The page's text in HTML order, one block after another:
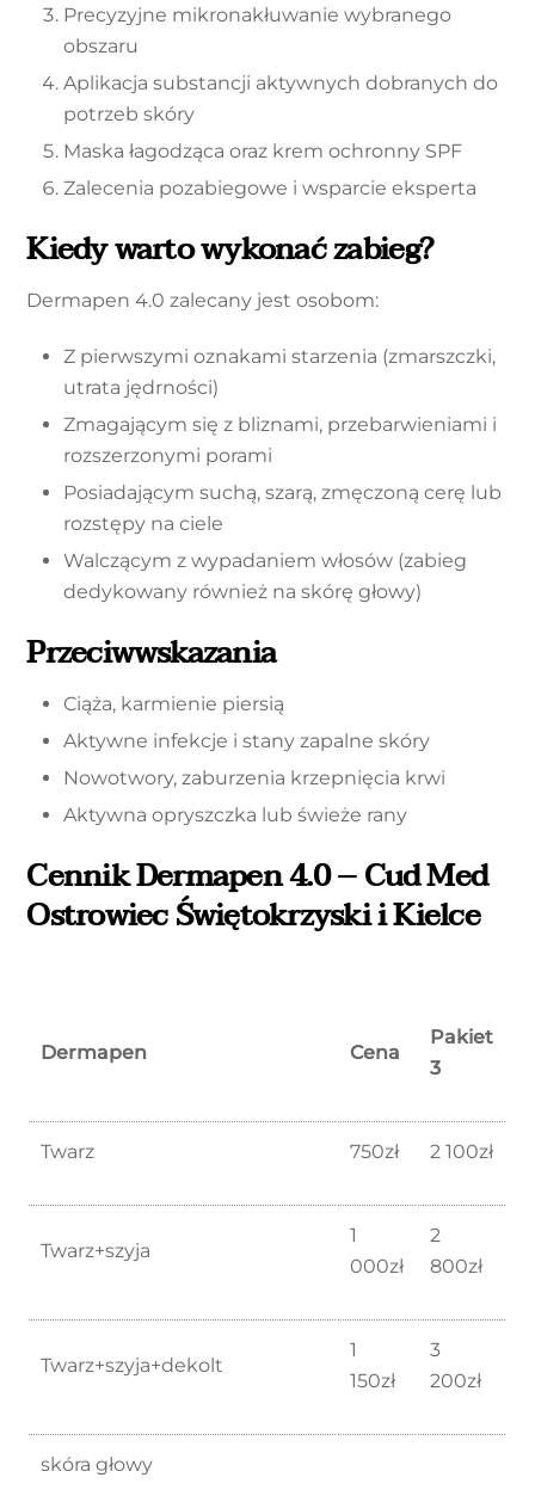
Precyzyjne mikronakłuwanie wybranego
obszaru
Aplikacja substancji aktywnych dobranych do
potrzeb skóry
Maska łagodząca oraz krem ochronny SPF
Zalecenia pozabiegowe i wsparcie eksperta
Kiedy warto wykonać zabieg?
Dermapen 4.0 zalecany jest osobom:
Z pierwszymi oznakami starzenia (zmarszczki,
utrata jędrności)
Zmagającym się z bliznami, przebarwieniami i
rozszerzonymi porami
Posiadającym suchą, szarą, zmęczoną cerę lub
rozstępy na ciele
Walczącym z wypadaniem włosów (zabieg
dedykowany również na skórę głowy)
Przeciwwskazania
Ciąża, karmienie piersią
Aktywne infekcje i stany zapalne skóry
Nowotwory, zaburzenia krzepnięcia krwi
Aktywna opryszczka lub świeże rany
Cennik Dermapen 4.0 – Cud Med
Ostrowiec Świętokrzyski i Kielce
Dermapen Cena
Pakiet
3
Twarz 750zł 2 100zł
Twarz+szyja
1
000zł
2
800zł
Twarz+szyja+dekolt
1
150zł
3
200zł
skóra głowy